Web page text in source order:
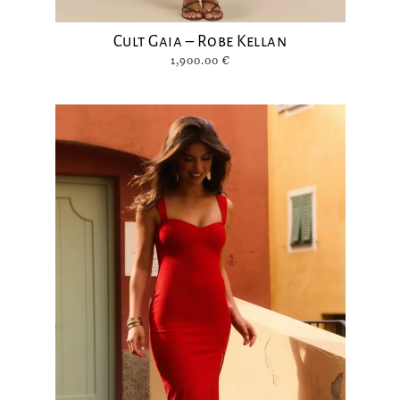
Cult Gaia – Robe Kellan
1,900.00 €